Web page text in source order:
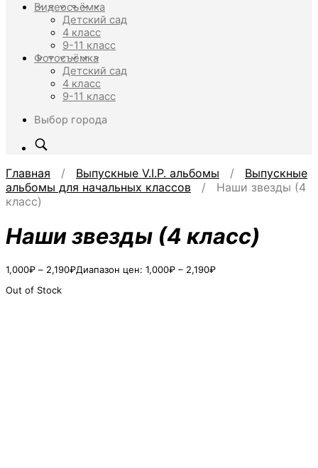
Видеосъёмка
Детский сад
4 класс
9-11 класс
Фотосъёмка
Детский сад
4 класс
9-11 класс
Выбор города
Главная / Выпускные V.I.P. альбомы / Выпускные
альбомы для начальных классов / Наши звезды (4
класс)
Наши звезды (4 класс)
1,000₽ – 2,190₽Диапазон цен: 1,000₽ – 2,190₽
Out of Stock